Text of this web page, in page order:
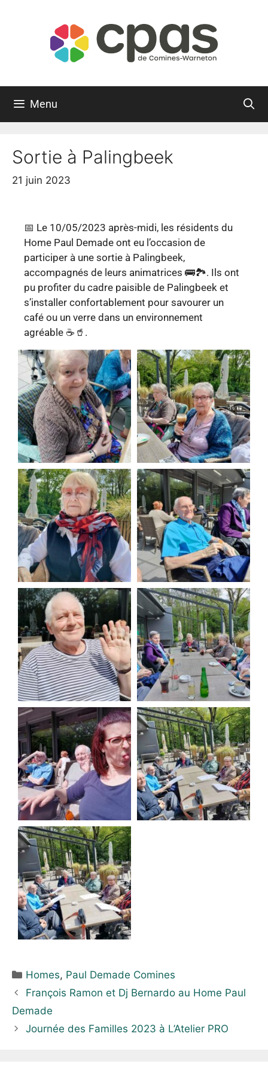
Menu
Sortie à Palingbeek
21 juin 2023
📅 Le 10/05/2023 après-midi, les résidents du
Home Paul Demade ont eu l’occasion de
participer à une sortie à Palingbeek,
accompagnés de leurs animatrices 🚌🏞️. Ils ont
pu profiter du cadre paisible de Palingbeek et
s’installer confortablement pour savourer un
café ou un verre dans un environnement
agréable ☕🥤.
Homes, Paul Demade Comines
François Ramon et Dj Bernardo au Home Paul
Demade
Journée des Familles 2023 à L’Atelier PRO